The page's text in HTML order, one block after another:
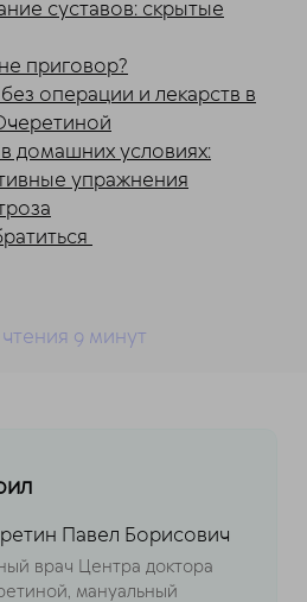
суставов: скрытые
приговор?
операции и лекарств в
домашних условиях:
упражнения
9 минут
Павел Борисович
врач Центра доктора
мануальный